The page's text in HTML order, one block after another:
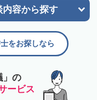
内容から探す
」の
ービス
をお探しなら